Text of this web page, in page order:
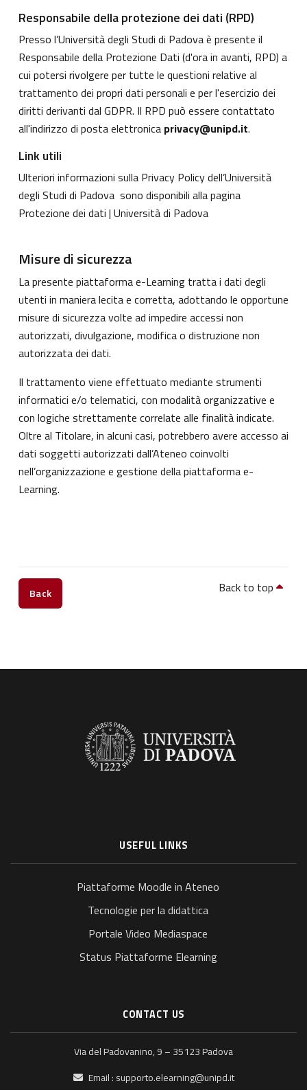
Responsabile della protezione dei dati (RPD)
Presso l’Università degli Studi di Padova è presente il
Responsabile della Protezione Dati (d'ora in avanti, RPD) a
cui potersi rivolgere per tutte le questioni relative al
trattamento dei propri dati personali e per l'esercizio dei
diritti derivanti dal GDPR. Il RPD può essere contattato
all'indirizzo di posta elettronica privacy@unipd.it.
Link utili
Ulteriori informazioni sulla Privacy Policy dell’Università
degli Studi di Padova sono disponibili alla pagina
Protezione dei dati | Università di Padova
Misure di sicurezza
La presente piattaforma e-Learning tratta i dati degli
utenti in maniera lecita e corretta, adottando le opportune
misure di sicurezza volte ad impedire accessi non
autorizzati, divulgazione, modifica o distruzione non
autorizzata dei dati.
Il trattamento viene effettuato mediante strumenti
informatici e/o telematici, con modalità organizzative e
con logiche strettamente correlate alle finalità indicate.
Oltre al Titolare, in alcuni casi, potrebbero avere accesso ai
dati soggetti autorizzati dall’Ateneo coinvolti
nell’organizzazione e gestione della piattaforma e-
Learning.
Back Back to top
USEFUL LINKS
Piattaforme Moodle in Ateneo
Tecnologie per la didattica
Portale Video Mediaspace
Status Piattaforme Elearning
CONTACT US
Via del Padovanino, 9 – 35123 Padova
Email : supporto.elearning@unipd.it